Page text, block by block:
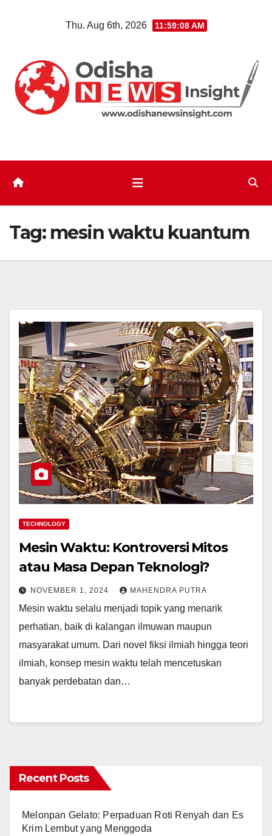
Thu. Aug 6th, 2026 11:59:08 AM
Tag: mesin waktu kuantum
TECHNOLOGY
Mesin Waktu: Kontroversi Mitos
atau Masa Depan Teknologi?
NOVEMBER 1, 2024 MAHENDRA PUTRA
Mesin waktu selalu menjadi topik yang menarik
perhatian, baik di kalangan ilmuwan maupun
masyarakat umum. Dari novel fiksi ilmiah hingga teori
ilmiah, konsep mesin waktu telah mencetuskan
banyak perdebatan dan…
Recent Posts
Melonpan Gelato: Perpaduan Roti Renyah dan Es
Krim Lembut yang Menggoda